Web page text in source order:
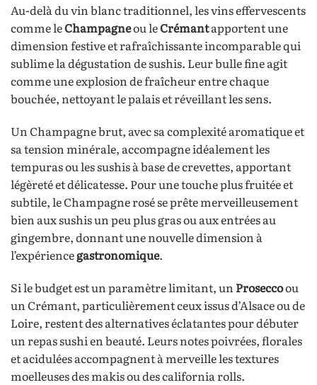
Au-delà du vin blanc traditionnel, les vins effervescents
comme leChampagneou leCrémantapportent une
dimension festive et rafraîchissante incomparable qui
sublime la dégustation de sushis. Leur bulle fine agit
comme une explosion de fraîcheur entre chaque
bouchée, nettoyant le palais et réveillant les sens.
Un Champagne brut, avec sa complexité aromatique et
sa tension minérale, accompagne idéalement les
tempuras ou les sushis à base de crevettes, apportant
légèreté et délicatesse. Pour une touche plus fruitée et
subtile, le Champagne rosé se prête merveilleusement
bien aux sushis un peu plus gras ou aux entrées au
gingembre, donnant une nouvelle dimension à
l’expériencegastronomique.
Si le budget est un paramètre limitant, un Proseccoou
un Crémant, particulièrement ceux issus d’Alsace ou de
Loire, restent des alternatives éclatantes pour débuter
un repas sushi en beauté. Leurs notes poivrées, florales
et acidulées accompagnent à merveille les textures
moelleuses des makis ou des california rolls.